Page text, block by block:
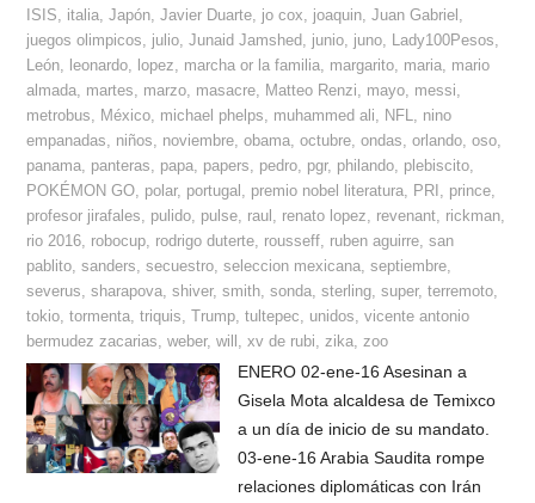
ISIS
italia ,Japón ,Javier Duarte jo cox joaquin ,Juan Gabriel
juegos olimpicos
julio ,Junaid Jamshed junio juno Lady100Pesos
León
leonardo lopez marcha or la familia margarito maria mario
almada martes marzo masacre Matteo Renzi mayo messi
metrobus
México michael phelps muhammed ali NFL
nino
empanadas
niños noviembre ,obama ,octubre ,ondas ,orlando ,oso
panama panteras papa papers pedro pgr, philando plebiscito
POKÉMON GO polar, portugal premio nobel literatura PRI prince
profesor jirafales
pulido pulse raul renato lopez revenant rickman
rio 2016 robocup rodrigo duterte rousseff ruben aguirre ,san
pablito ,sanders ,secuestro ,seleccion mexicana ,septiembre
severus ,sharapova ,shiver,smith ,sonda ,sterling ,super,terremoto
tokio ,tormenta ,triquis ,Trump ,tultepec unidos ,vicente antonio
bermudez zacarias ,weber,will ,xv de rubi zika zoo
ENERO 02-ene-16 Asesinan a
Gisela Mota alcaldesa de Temixco
a un día de inicio de su mandato.
03-ene-16 Arabia Saudita rompe
relaciones diplomáticas con Irán